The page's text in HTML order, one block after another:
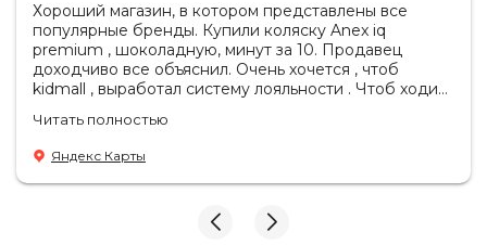
Хороший магазин, в котором представлены все
популярные бренды. Купили коляску Anex iq
premium , шоколадную, минут за 10. Продавец
доходчиво все объяснил. Очень хочется , чтоб
kidmall , выработал систему лояльности . Чтоб ходить
Читать полностью
Яндекс Карты